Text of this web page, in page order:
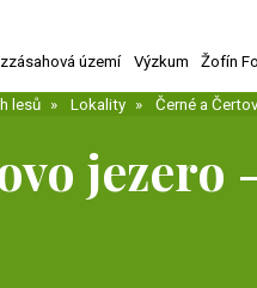
území Výzkum Žofín
lesů Lokality Černé a
jezero